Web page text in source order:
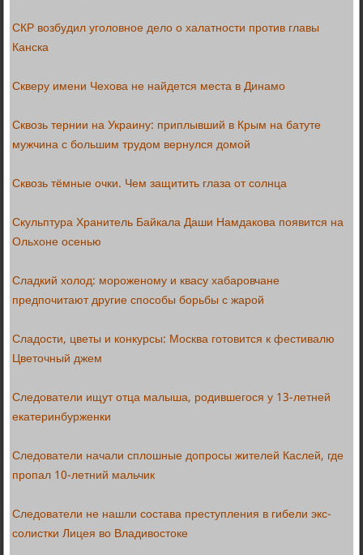
СКР возбудил уголовное дело о халатности против главы
Канска
Скверу имени Чехова не найдется места в Динамо
Сквозь тернии на Украину: приплывший в Крым на батуте
мужчина с большим трудом вернулся домой
Сквозь тёмные очки. Чем защитить глаза от солнца
Скульптура Хранитель Байкала Даши Намдакова появится на
Ольхоне осенью
Сладкий холод: мороженому и квасу хабаровчане
предпочитают другие способы борьбы с жарой
Сладости, цветы и конкурсы: Москва готовится к фестивалю
Цветочный джем
Следователи ищут отца малыша, родившегося у 13-летней
екатеринбурженки
Следователи начали сплошные допросы жителей Каслей, где
пропал 10-летний мальчик
Следователи не нашли состава преступления в гибели экс-
солистки Лицея во Владивостоке